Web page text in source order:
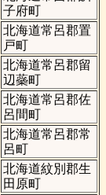
子府町
北海道常呂郡置
戸町
北海道常呂郡留
辺蘂町
北海道常呂郡佐
呂間町
北海道常呂郡常
呂町
北海道紋別郡生
田原町